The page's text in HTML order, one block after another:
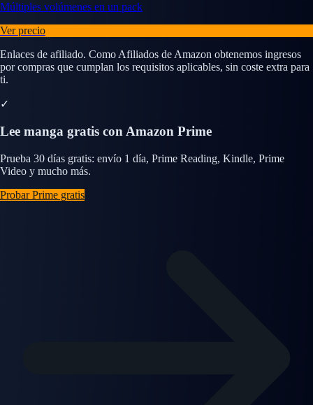
Múltiples volúmenes en un pack
Ver precio
Enlaces de afiliado. Como Afiliados de Amazon obtenemos ingresos
por compras que cumplan los requisitos aplicables, sin coste extra para
ti.
✓
Lee manga gratis con Amazon Prime
Prueba 30 días gratis: envío 1 día, Prime Reading, Kindle, Prime
Video y mucho más.
Probar Prime gratis